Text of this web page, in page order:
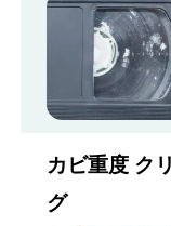
カビ重度 ク
グ